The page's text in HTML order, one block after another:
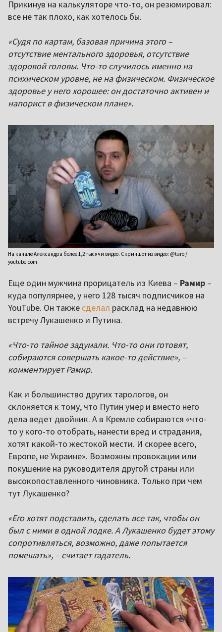
Прикинув на калькуляторе что-то, он резюмировал:
все не так плохо, как хотелось бы.
«Судя по картам, базовая причина этого –
отсутствие ментального здоровья, отсутствие
здоровой головы. Что-то случилось именно на
психическом уровне, не на физическом. Физическое
здоровье у него хорошее: он достаточно активен и
напорист в физическом плане».
На канале Александра более 1,2 тысячи видео. Скриншот из видео: @taro /
youtube.com
Еще один мужчина прорицатель из Киева – Рамир –
куда популярнее, у него 128 тысяч подписчиков на
YouTube. Он также сделал расклад на недавнюю
встречу Лукашенко и Путина.
«Что-то тайное задумали. Что-то они готовят,
собираются совершать какое-то действие», –
комментирует Рамир.
Как и большинство других тарологов, он
склоняется к тому, что Путин умер и вместо него
дела ведет двойник. А в Кремле собираются «что-
то у кого-то отобрать, нанести вред и страдания,
хотят какой-то жестокой мести. И скорее всего,
Европе, не Украине». Возможны провокации или
покушение на руководителя другой страны или
высокопоставленного чиновника. Только при чем
тут Лукашенко?
«Его хотят подставить, сделать все так, чтобы он
был с ними в одной лодке. А Лукашенко будет этому
сопротивляться, возможно, даже попытается
помешать», – считает гадатель.